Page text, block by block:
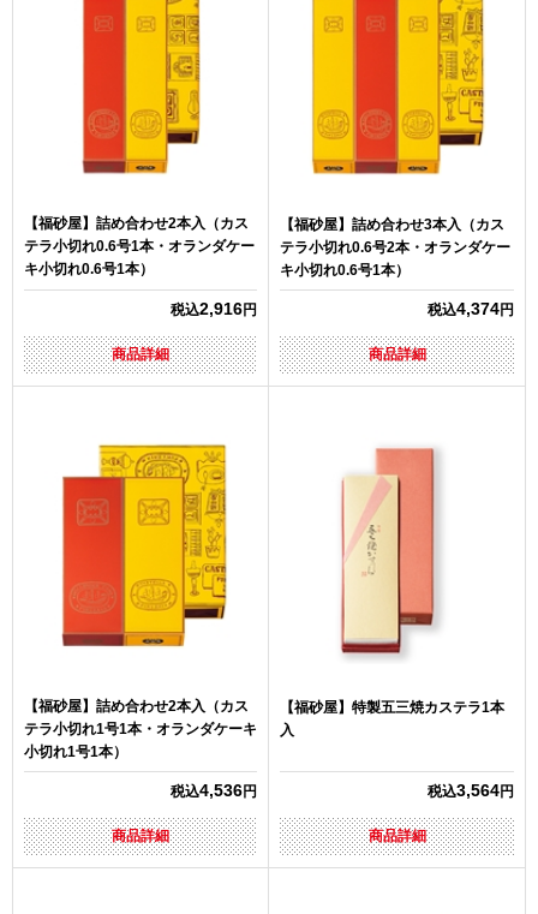
【福砂屋】詰め合わせ2本入（カス
テラ小切れ0.6号1本・オランダケー
キ小切れ0.6号1本）
税込2,916円
商品詳細
【福砂屋】詰め合わせ3本入（カス
テラ小切れ0.6号2本・オランダケー
キ小切れ0.6号1本）
税込4,374円
商品詳細
【福砂屋】詰め合わせ2本入（カス
テラ小切れ1号1本・オランダケーキ
小切れ1号1本）
税込4,536円
商品詳細
【福砂屋】特製五三焼カステラ1本
入
税込3,564円
商品詳細